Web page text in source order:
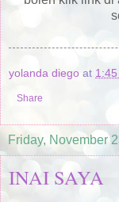
yolanda diego at 1:45
Share
Friday, November
INAI SAYA